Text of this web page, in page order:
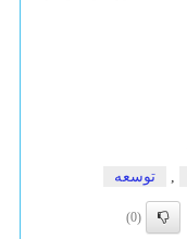
توسعه
(0)